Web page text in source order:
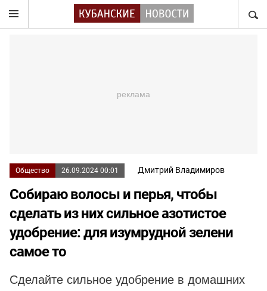
Общество 26.09.2024 00:01 Дмитрий Владимиров
Собираю волосы и перья, чтобы
сделать из них сильное азотистое
удобрение: для изумрудной зелени
самое то
Сделайте сильное удобрение в домашних